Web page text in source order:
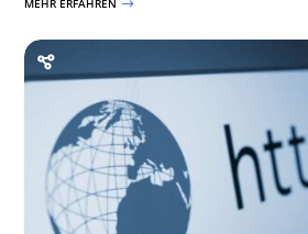
MEHR ERFAHREN $